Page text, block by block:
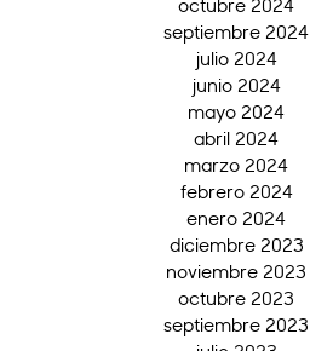
septiembre 2024
julio 2024
junio 2024
mayo 2024
abril 2024
marzo 2024
febrero 2024
enero 2024
diciembre 2023
noviembre 2023
octubre 2023
septiembre 2023